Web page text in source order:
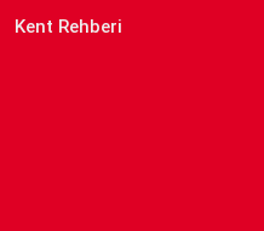
Kent Rehberi